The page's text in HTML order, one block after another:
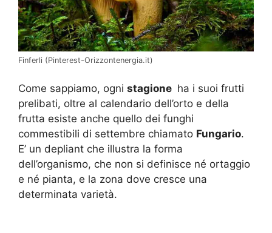
Finferli (Pinterest-Orizzontenergia.it)
Come sappiamo, ogni stagione ha i suoi frutti
prelibati, oltre al calendario dell’orto e della
frutta esiste anche quello dei funghi
commestibili di settembre chiamato Fungario.
E’ un depliant che illustra la forma
dell’organismo, che non si definisce né ortaggio
e né pianta, e la zona dove cresce una
determinata varietà.